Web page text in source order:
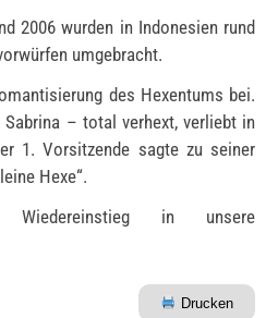
2006 wurden in Indonesien rund
umgebracht.
des Hexentums bei.
Sabrina – total verhext, verliebt in
1. Vorsitzende sagte zu seiner
Hexe“.
in unsere
Drucken